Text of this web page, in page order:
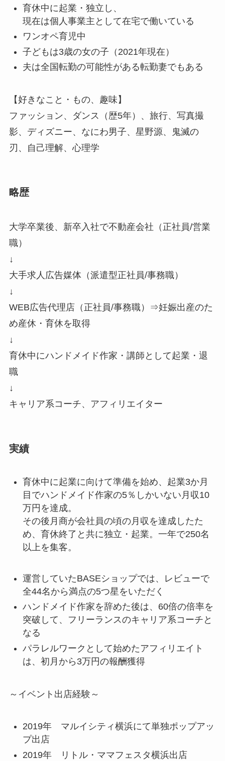
育休中に起業・独立し、
現在は個人事業主として在宅で働いている
ワンオペ育児中
子どもは3歳の女の子（2021年現在）
夫は全国転勤の可能性がある転勤妻でもある
【好きなこと・もの、趣味】
ファッション、ダンス（歴5年）、旅行、写真撮
影、ディズニー、なにわ男子、星野源、鬼滅の
刃、自己理解、心理学
略歴
大学卒業後、新卒入社で不動産会社（正社員/営業
職）
↓
大手求人広告媒体（派遣型正社員/事務職）
↓
WEB広告代理店（正社員/事務職）⇒妊娠出産のた
め産休・育休を取得
↓
育休中にハンドメイド作家・講師として起業・退
職
↓
キャリア系コーチ、アフィリエイター
実績
育休中に起業に向けて準備を始め、起業3か月
目でハンドメイド作家の5％しかいない月収10
万円を達成。
その後月商が会社員の頃の月収を達成したた
め、育休終了と共に独立・起業。一年で250名
以上を集客。
運営していたBASEショップでは、レビューで
全44名から満点の5つ星をいただく
ハンドメイド作家を辞めた後は、60倍の倍率を
突破して、フリーランスのキャリア系コーチと
なる
パラレルワークとして始めたアフィリエイト
は、初月から3万円の報酬獲得
～イベント出店経験～
2019年 マルイシティ横浜にて単独ポップアッ
プ出店
2019年 リトル・ママフェスタ横浜出店